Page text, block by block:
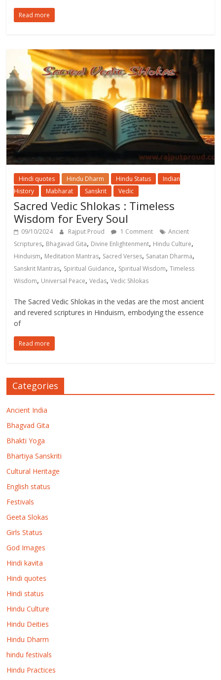
Read more
Hindi quotes Hindu Dharm Hindu Status
Indian
History
Mabharat Sanskrit Vedic
Sacred Vedic Shlokas : Timeless
Wisdom for Every Soul
09/10/2024 Rajput Proud 1 Comment
Ancient
Scriptures, Bhagavad Gita, Divine Enlightenment, Hindu Culture,
Hinduism, Meditation Mantras, Sacred Verses, Sanatan Dharma,
Sanskrit Mantras, Spiritual Guidance, Spiritual Wisdom,Timeless
Wisdom, Universal Peace,Vedas,Vedic Shlokas
The Sacred Vedic Shlokas in the vedas are the most ancient
and revered scriptures in Hinduism, embodying the essence
of
Read more
Categories
Ancient India
Bhagvad Gita
Bhakti Yoga
Bhartiya Sanskriti
Cultural Heritage
English status
Festivals
Geeta Slokas
Girls Status
God Images
Hindi kavita
Hindi quotes
Hindi status
Hindu Culture
Hindu Deities
Hindu Dharm
hindu festivals
Hindu Practices